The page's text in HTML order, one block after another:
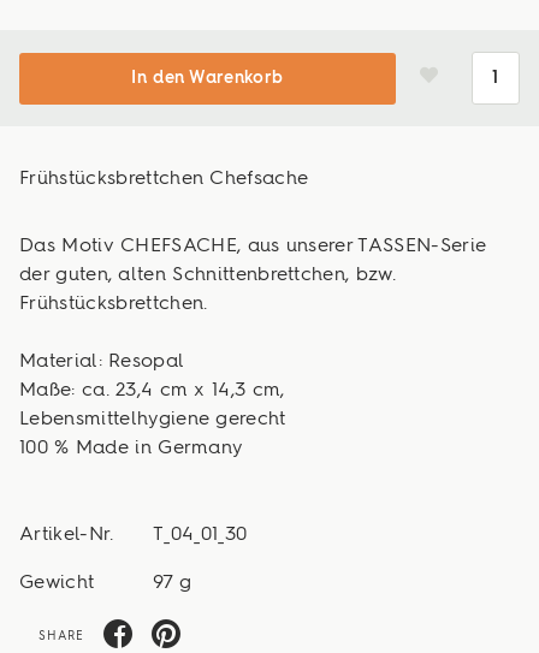
In den Warenkorb
Frühstücksbrettchen Chefsache
Das Motiv CHEFSACHE, aus unserer TASSEN-Serie
der guten, alten Schnittenbrettchen, bzw.
Frühstücksbrettchen.
Material: Resopal
Maße: ca. 23,4 cm x 14,3 cm,
Lebensmittelhygiene gerecht
100 % Made in Germany
Artikel-Nr. T_04_01_30
Gewicht 97 g
SHARE